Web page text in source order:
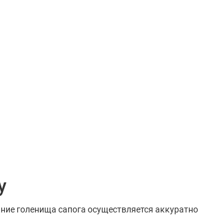
голенища сапога осуществляется аккуратно